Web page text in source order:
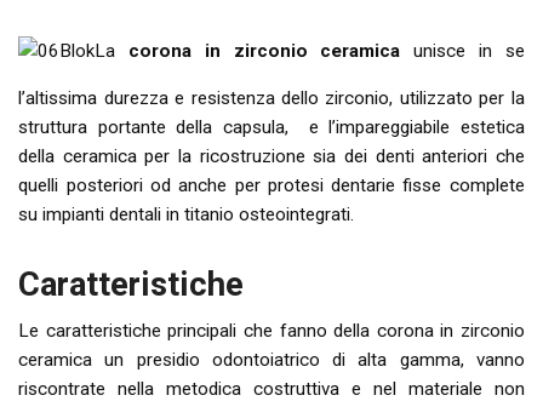
La corona in zirconio ceramica unisce in se
l’altissima durezza e resistenza dello zirconio, utilizzato per la
struttura portante della capsula, e l’impareggiabile estetica
della ceramica per la ricostruzione sia dei denti anteriori che
quelli posteriori od anche per protesi dentarie fisse complete
su impianti dentali in titanio osteointegrati.
Caratteristiche
Le caratteristiche principali che fanno della corona in zirconio
ceramica un presidio odontoiatrico di alta gamma, vanno
riscontrate nella metodica costruttiva e nel materiale non